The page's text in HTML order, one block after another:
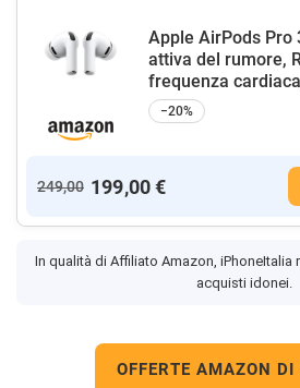
Apple AirPods Pro
attiva del rumore,
frequenza
−20%
249,00 199,00 €
In qualità di Affiliato Amazon, iPhoneItalia
acquisti idonei.
OFFERTE AMAZON DI